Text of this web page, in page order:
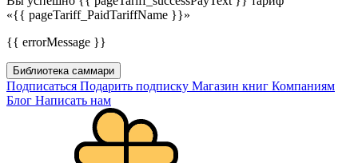
«{{ pageTariff_PaidTariffName }}»
{{ errorMessage }}
Библиотека саммари
Подписаться Подарить подписку Магазин книг Компаниям
Блог Написать нам